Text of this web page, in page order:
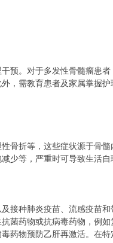
预。对于多发性骨髓瘤患
，需教育患者及家属掌握
骨折等，这些症状源于骨
少等，严重时可导致生活自
接种肺炎疫苗、流感疫苗
菌药物或抗病毒药物，例
药物预防乙肝再激活。在